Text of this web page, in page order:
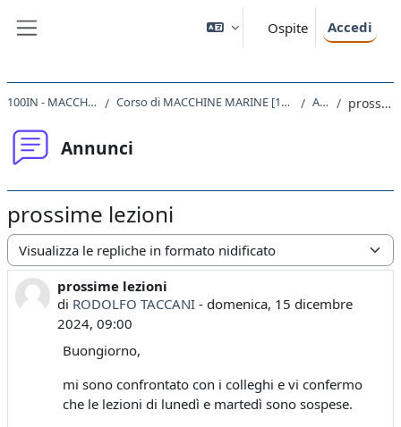
Ospite Accedi
100IN - MACCHINE MARINE 2024 Corso di MACCHINE MARINE [100IN] e Corso di MACCHINE [065IN] Annunci prossime lezioni
Annunci
prossime lezioni
Modalità visualizzazione
prossime lezioni
di RODOLFO TACCANI -domenica, 15 dicembre
2024, 09:00
Numero di risposte: 0
Buongiorno,
mi sono confrontato con i colleghi e vi confermo
che le lezioni di lunedì e martedì sono sospese.